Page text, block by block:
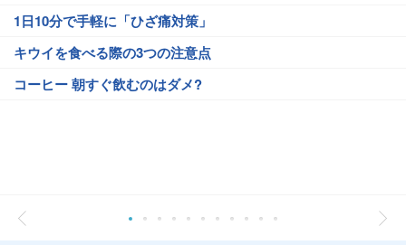
1日10分で手軽に「ひざ痛対策」
キウイを食べる際の3つの注意点
コーヒー 朝すぐ飲むのはダメ?